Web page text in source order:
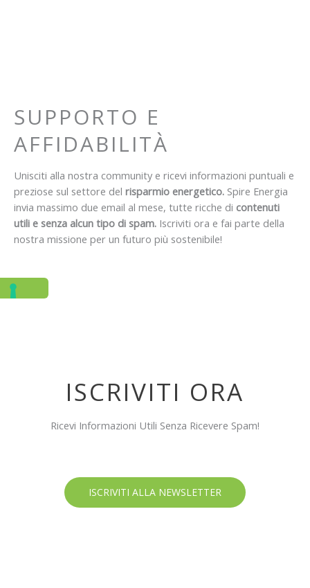
SUPPORTO E
AFFIDABILITÀ
Unisciti alla nostra community e ricevi informazioni puntuali e
preziose sul settore del risparmio energetico. Spire Energia
invia massimo due email al mese, tutte ricche di contenuti
utili e senza alcun tipo di spam. Iscriviti ora e fai parte della
nostra missione per un futuro più sostenibile!
ISCRIVITI ORA
Ricevi Informazioni Utili Senza Ricevere Spam!
ISCRIVITI ALLA NEWSLETTER